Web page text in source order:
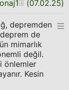
(07.02.25)
depremden
de
mimarlık
değil.
önlemler
Kesin